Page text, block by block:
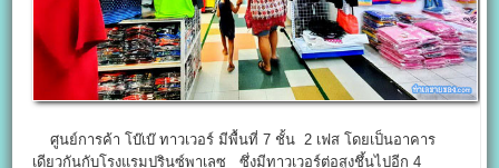
ศูนย์การค้า โบ๊เบ๊ ทาวเวอร์ มีพื้นที่ 7 ชั้น 2 เฟส โดยเป็นอาคาร
เดียวกันกับโรงแรมปรินซ์พาเลซ ซึ่งมีทาวเวอร์ต่อสูงชึ้นไปอีก 4